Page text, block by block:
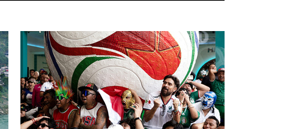
Финляндии приходит в упадок
без российских туристов
вчера, 18:35В Жуковском и
аэропорту Геленджика
введены ограничения
вчера, 18:21Зюганов
присоединился к критике
«Яблока»